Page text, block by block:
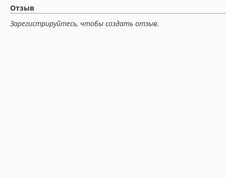
Отзыв
Зарегистрируйтесь, чтобы создать отзыв.